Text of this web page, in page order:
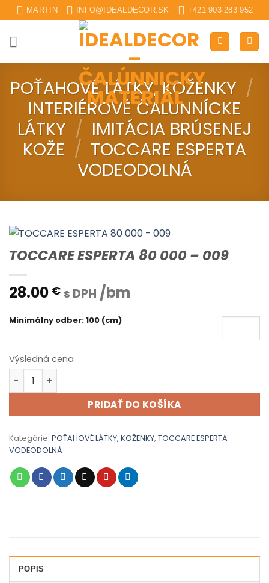
Skip
to
content
MARTIN INFO@IDEALDECOR.SK +421 903 283 952
POŤAHOVÉ LÁTKY, KOŽENKY /
INTERIÉROVÉ ČALUNNÍCKE
LÁTKY / IMITÁCIA BRÚSENEJ
KOŽE / TOCCARE ESPERTA
VODEODOLNÁ
TOCCARE ESPERTA 80 000 – 009
28.00 € s DPH /bm
Minimálny odber: 100 (cm)
Výsledná cena
množstvo TOCCARE ESPERTA 80 000 - 009
PRIDAŤ DO KOŠÍKA
Kategórie: POŤAHOVÉ LÁTKY, KOŽENKY, TOCCARE ESPERTA
VODEODOLNÁ
POPIS